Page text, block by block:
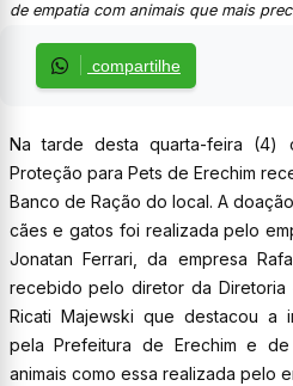
de empatia com animais que mais
compartilhe
Na tarde desta quarta-feira (4)
Proteção para Pets de Erechim
Banco de Ração do local. A
cães e gatos foi realizada pelo
Jonatan Ferrari, da empresa
recebido pelo diretor da Diretoria
Ricati Majewski que destacou a
pela Prefeitura de Erechim e
animais como essa realizada pelo